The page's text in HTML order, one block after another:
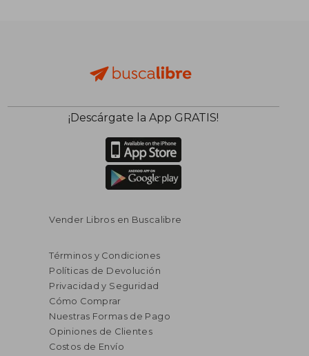
¡Descárgate la App GRATIS!
Vender Libros en Buscalibre
Términos y Condiciones
Políticas de Devolución
Privacidad y Seguridad
Cómo Comprar
Nuestras Formas de Pago
Opiniones de Clientes
Costos de Envío